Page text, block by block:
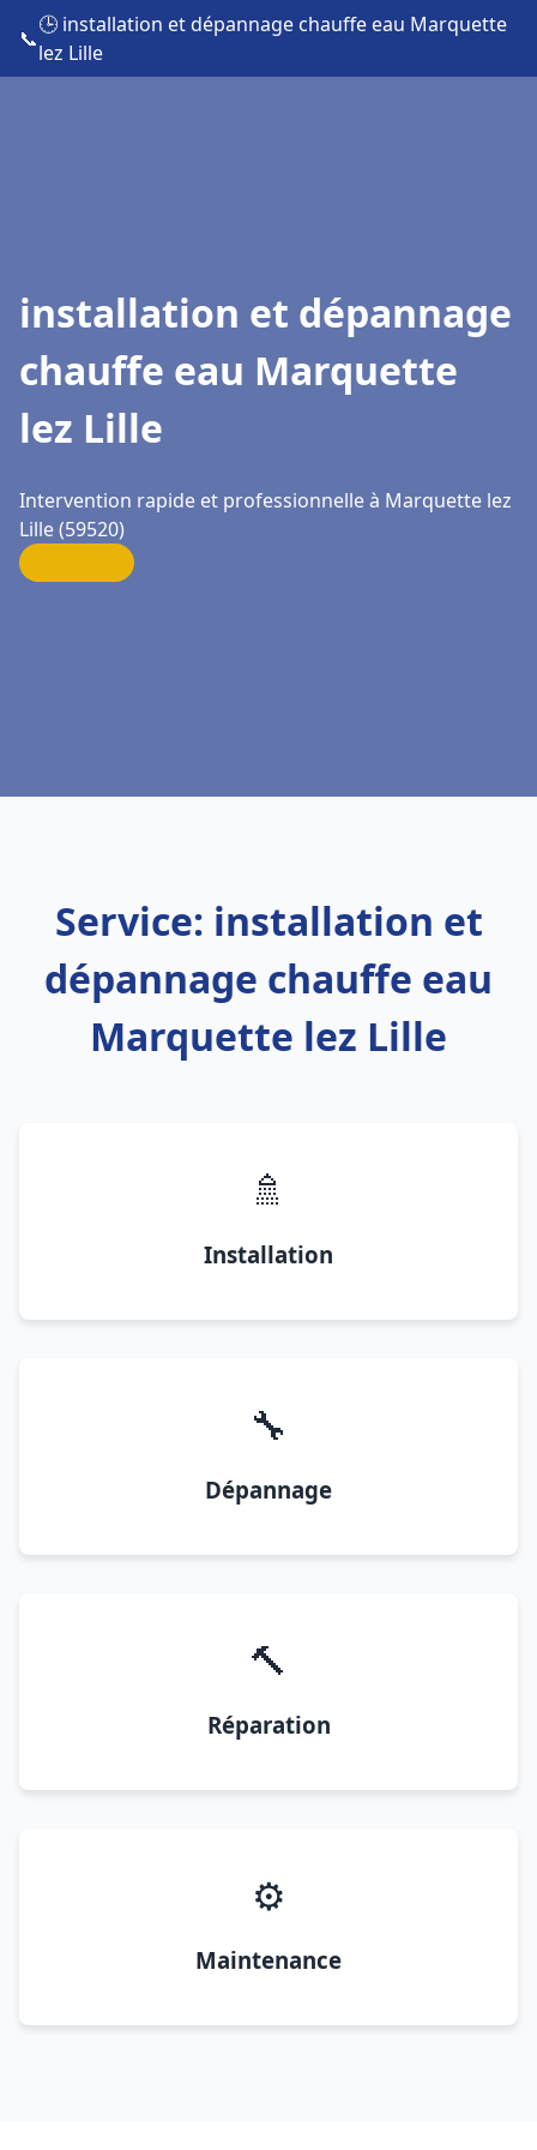
📞
🕒 installation et dépannage chauffe eau Marquette
lez Lille
installation et dépannage
chauffe eau Marquette
lez Lille
Intervention rapide et professionnelle à Marquette lez
Lille (59520)
Service: installation et
dépannage chauffe eau
Marquette lez Lille
🚿
Installation
🔧
Dépannage
🔨
Réparation
⚙️
Maintenance